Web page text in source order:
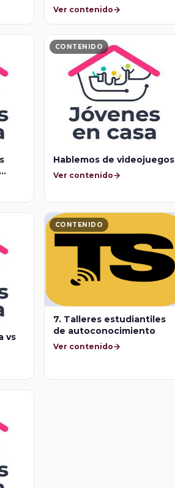
Ver contenido
CONTENIDO
Hablemos de videojuegos
Ver contenido
vs
CONTENIDO
7. Talleres estudiantiles
de autoconocimiento
Ver contenido